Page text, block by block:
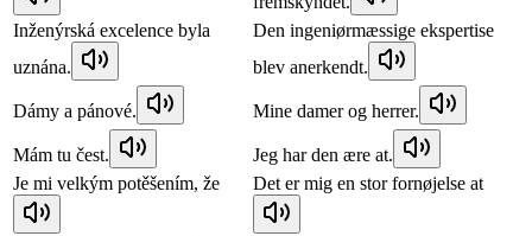
Inženýrská excelence byla
uznána.
Den ingeniørmæssige ekspertise
blev anerkendt.
Dámy a pánové. Mine damer og herrer.
Mám tu čest.
Jeg har den ære at.
Je mi velkým potěšením, že
Det er mig en stor fornøjelse at